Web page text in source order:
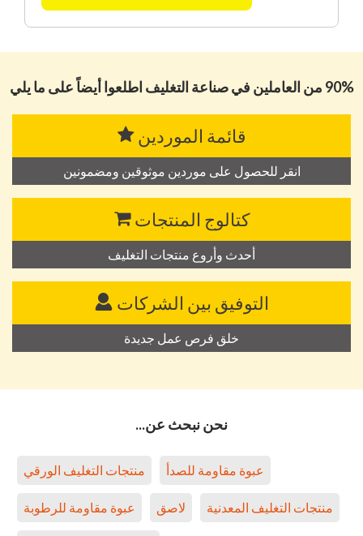
90% من العاملين في صناعة التغليف اطلعوا أيضاً على ما يلي
قائمة الموردين
انقر للحصول على موردين موثوقين ومضمونين
كتالوج المنتجات
أحدث وأروع منتجات التغليف
التوفيق بين الشركات
خلق فرص عمل جديدة
نحن نبحث عن...
منتجات التغليف الورقي عبوة مقاومة للصدأ
عبوة مقاومة للرطوبة لاصق منتجات التغليف المعدنية